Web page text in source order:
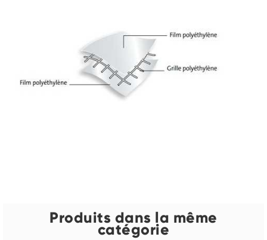
Produits dans la même
catégorie